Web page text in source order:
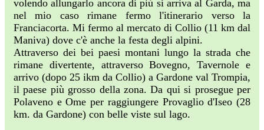
volendo allungarlo ancora di più si arriva al Garda, ma
nel mio caso rimane fermo l'itinerario verso la
Franciacorta. Mi fermo al mercato di Collio (11 km dal
Maniva) dove c'è anche la festa degli alpini.
Attraverso dei bei paesi montani lungo la strada che
rimane divertente, attraverso Bovegno, Tavernole e
arrivo (dopo 25 ikm da Collio) a Gardone val Trompia,
il paese più grosso della zona. Da qui si prosegue per
Polaveno e Ome per raggiungere Provaglio d'Iseo (28
km. da Gardone) con belle viste sul lago.